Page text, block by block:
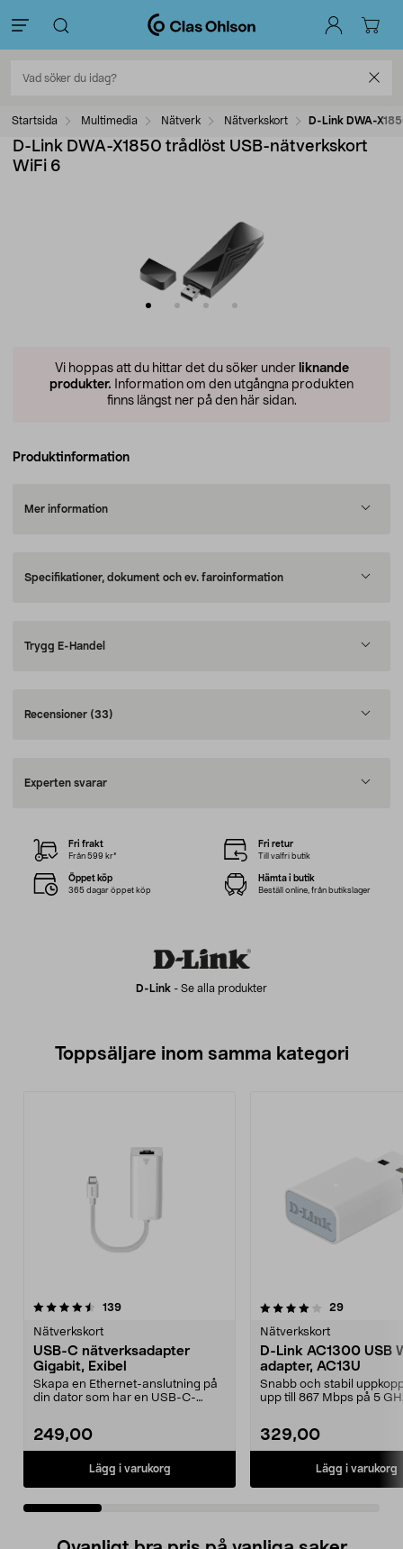
Startsida Multimedia Nätverk Nätverkskort D-Link DWA-
D-Link DWA-X1850 trådlöst USB-nätverkskort
WiFi 6
Vi hoppas att du hittar det du söker under liknande
produkter. Information om den utgångna produkten
finns längst ner på den här sidan.
Produktinformation
Mer information
Specifikationer, dokument och ev. faroinformation
Trygg E-Handel
Recensioner (33)
Experten svarar
D-Link - Se alla produkter
Fri frakt
Från 599 kr*
Fri retur
Till valfri butik
Öppet köp
365 dagar öppet köp
Hämta i butik
Beställ online, från butikslager
Toppsäljare inom samma kategori
139recensioner
Nätverkskort
USB-C nätverksadapter
Gigabit, Exibel
Skapa en Ethernet-anslutning på
din dator som har en USB-C-
249,00
Lägg i varukorg
4.0 av 5 stjärnor 29recensioner
Nätverkskort
D-Link AC1300 USB
adapter, AC13U
Snabb och stabil
upp till 867 Mbps på 5
329,00
Lägg i varukorg
0.0 av 5 stjärnor